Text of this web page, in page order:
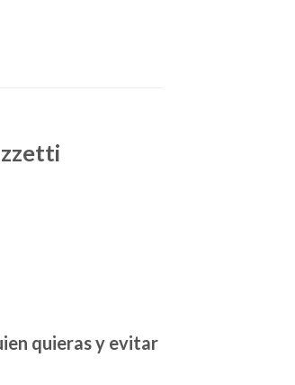
quieras y evitar